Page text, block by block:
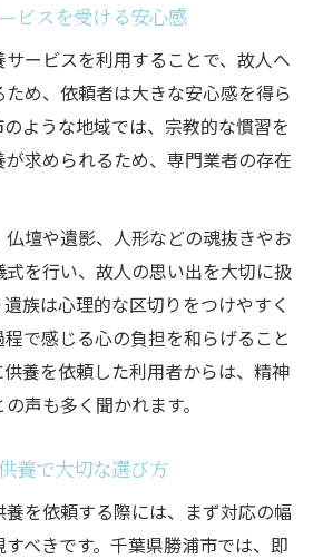
ビスを受ける安心感
ービスを利用することで、故人へ
め、依頼者は大きな安心感を得ら
ような地域では、宗教的な慣習を
求められるため、専門業者の存在
壇や遺影、人形などの魂抜きやお
を行い、故人の思い出を大切に扱
族は心理的な区切りをつけやすく
で感じる心の負担を和らげること
養を依頼した利用者からは、精神
声も多く聞かれます。
養で大切な選び方
を依頼する際には、まず対応の幅
べきです。千葉県勝浦市では、即